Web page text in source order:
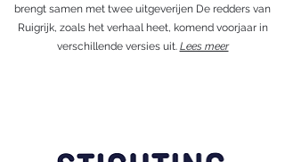
brengt samen met twee uitgeverijen De redders van
Ruigrijk, zoals het verhaal heet, komend voorjaar in
verschillende versies uit. Lees meer